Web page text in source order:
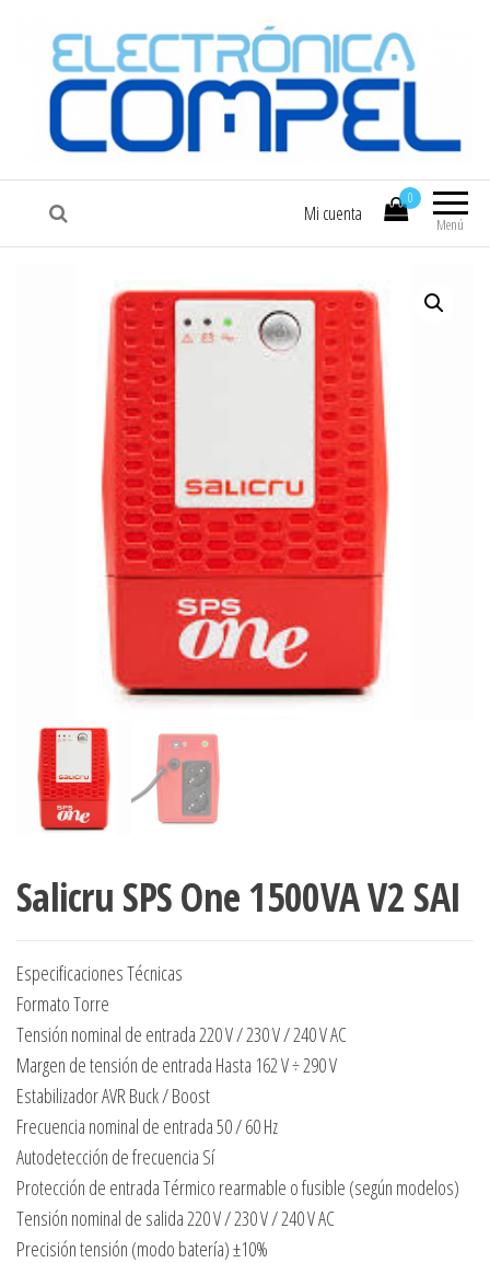
COMPEL Electrónica COMPEL
Menú
0
Mi cuenta
Salicru SPS One 1500VA V2 SAI
Especificaciones Técnicas
Formato Torre
Tensión nominal de entrada 220 V / 230 V / 240 V AC
Margen de tensión de entrada Hasta 162 V ÷ 290 V
Estabilizador AVR Buck / Boost
Frecuencia nominal de entrada 50 / 60 Hz
Autodetección de frecuencia Sí
Protección de entrada Térmico rearmable o fusible (según modelos)
Tensión nominal de salida 220 V / 230 V / 240 V AC
Precisión tensión (modo batería) ±10%